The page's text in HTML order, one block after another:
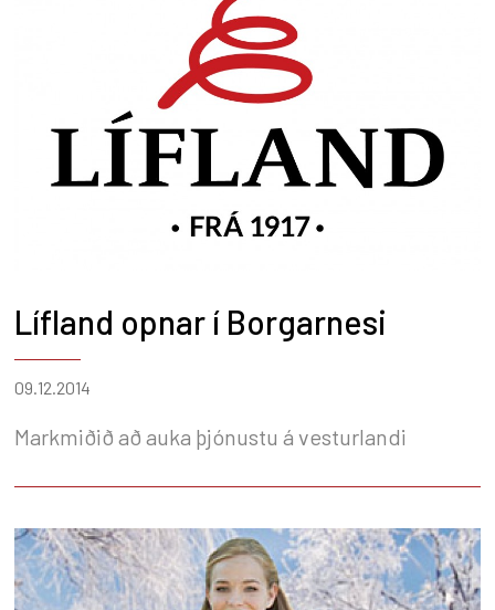
Lífland opnar í Borgarnesi
09.12.2014
Markmiðið að auka þjónustu á vesturlandi